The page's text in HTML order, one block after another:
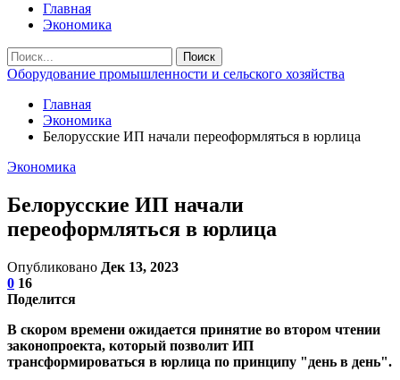
Главная
Экономика
Оборудование промышленности и сельского хозяйства
Главная
Экономика
Белорусские ИП начали переоформляться в юрлица
Экономика
Белорусские ИП начали
переоформляться в юрлица
Опубликовано Дек 13, 2023
0 16
Поделится
В скором времени ожидается принятие во втором чтении
законопроекта, который позволит ИП
трансформироваться в юрлица по принципу "день в день".